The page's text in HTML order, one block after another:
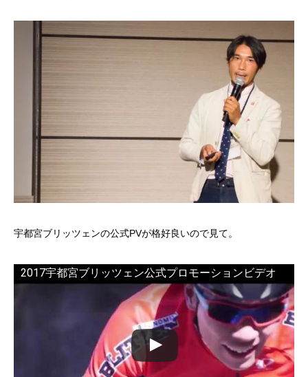
宇都宮ブリッツェンの公式PVが格好良いので見て。
2017宇都宮ブリッツェン公式プロモーションビデオ